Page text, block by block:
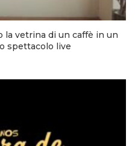
la vetrina di un caffè in un
spettacolo live